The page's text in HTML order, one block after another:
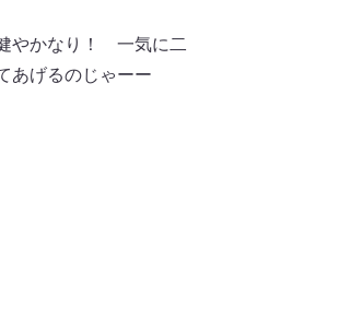
やかなり！ 一気に二
あげるのじゃーー